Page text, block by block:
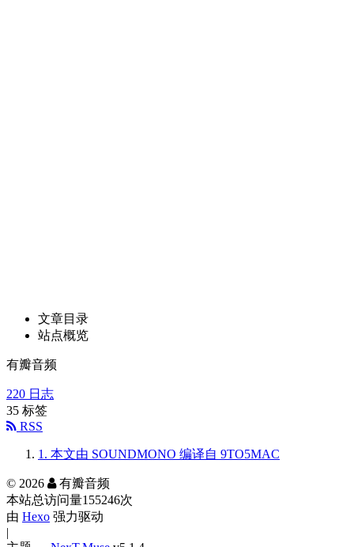
文章目录
站点概览
有瓣音频
220 日志
35 标签
RSS
1. 本文由 SOUNDMONO 编译自 9TO5MAC
© 2026
有瓣音频
本站总访问量155246次
由 Hexo 强力驱动
|